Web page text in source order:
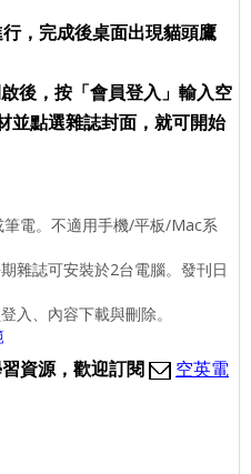
，完成後桌面出現貓頭鷹
後，按「會員登入」輸入空
並點選雜誌封面，就可開始
電。不適用手機/平板/Mac系
雜誌可安裝於2台電腦。發刊日
入、內容下載與刪除。
資源，歡迎訂閱
空英電